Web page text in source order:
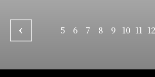
5 6 7 8 9 10 11 12